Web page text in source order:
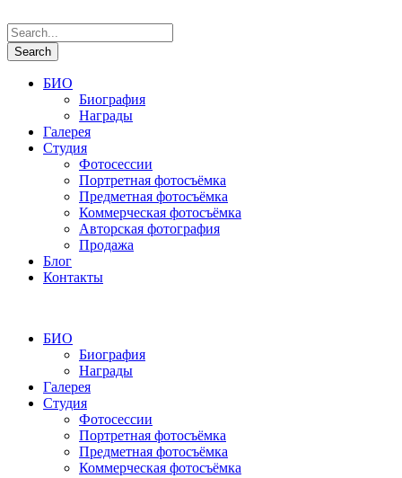
БИО
Биография
Награды
Галерея
Студия
Фотосессии
Портретная фотосъёмка
Предметная фотосъёмка
Коммерческая фотосъёмка
Авторская фотография
Продажа
Блог
Контакты
БИО
Биография
Награды
Галерея
Студия
Фотосессии
Портретная фотосъёмка
Предметная фотосъёмка
Коммерческая фотосъёмка